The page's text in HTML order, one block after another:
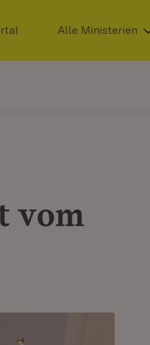
(Öffnet in neuem Fenster)
Alle Ministerien
vom